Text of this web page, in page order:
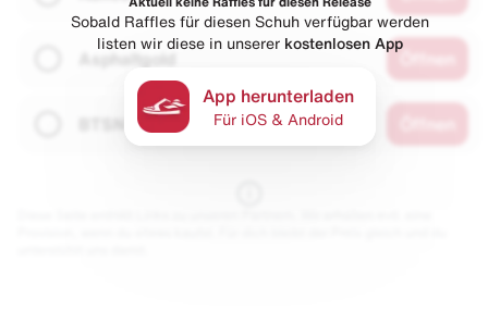
Asphaltgold
Sobald Raffles für diesen Schuh verfügbar werden
listen wir diese in unserer kostenlosen App
App herunterladen
Für iOS & Android